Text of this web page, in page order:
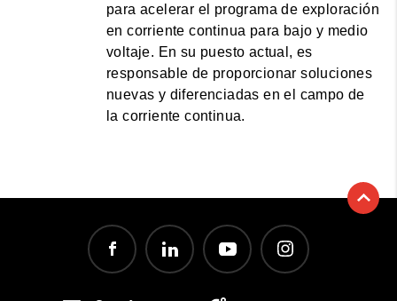
para acelerar el programa de exploración
en corriente continua para bajo y medio
voltaje. En su puesto actual, es
responsable de proporcionar soluciones
nuevas y diferenciadas en el campo de
la corriente continua.